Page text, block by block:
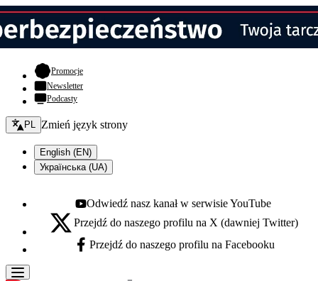
Promocje- otwiera się w nowej karcie
Newsletter
Podcasty
Zmień język - bieżący:
PL Zmień język strony
English (EN)
Українська (UA)
Youtube - otwiera się w nowej karcie
Odwiedź nasz kanał w serwisie YouTube
X - otwiera się w nowej karcie
Przejdź do naszego profilu na X (dawniej Twitter)
Facebook - otwiera się w nowej karcie
Przejdź do naszego profilu na Facebooku